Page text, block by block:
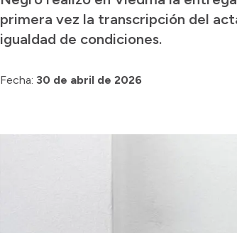
primera vez la transcripción del
igualdad de condiciones.
Fecha: 30 de abril de 2026